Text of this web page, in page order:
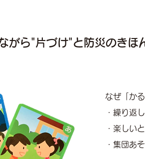
なぜ「か
・繰り返
・楽しい
・集団あ
がら"片づけ"と防災のきほ